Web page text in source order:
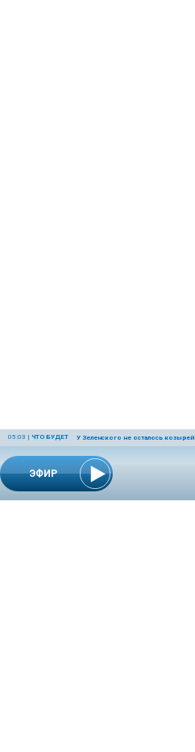
ЭФИР
05:03 | ЧТО БУДЕТ У Зеленского не осталось козырей